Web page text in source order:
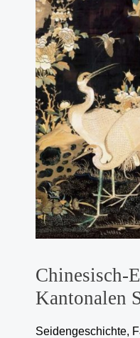
Chinesisch-
Kantonalen
Seidengeschichte,